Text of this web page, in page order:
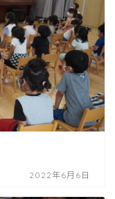
2022年6月6日